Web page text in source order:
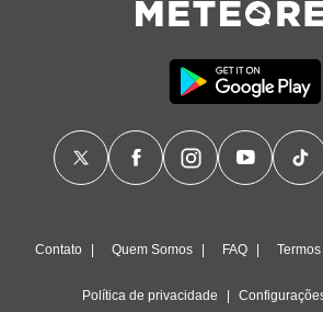
Contato Quem Somos FAQ
Política de privacidade